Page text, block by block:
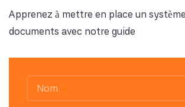
Apprenez à mettre en place un
documents avec notre guide